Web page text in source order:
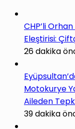
CHP’li
Eleştirisi:
26 dakika
Motokurye
Aileden
39 dakika